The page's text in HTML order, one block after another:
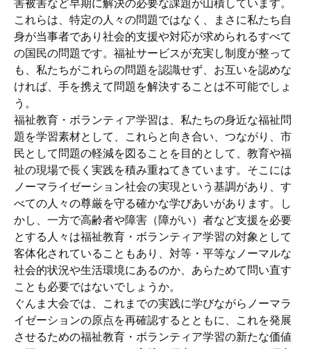
害被害など早期に解決の必要な課題が山積しています。
これらは、特定の人々の問題ではなく、まさに私たち自
身が当事者であり社会的支援や対応が求められるすべて
の国民の問題です。福祉サービスが充実し制度が整って
も、私たちがこれらの問題を認識せず、お互いを認めな
ければ、手を携えて問題を解決することは不可能でしょ
う。
福祉教育・ボランティア学習は、私たちの身近な福祉問
題を学習素材として、これらと向き合い、つながり、市
民として問題の軽減を図ることを目的として、教育や福
祉の現場で長く実践を積み重ねてきています。そこには
ノーマライゼーション社会の実現という基調があり、す
べての人々の尊厳を守る確かな学びあいがあります。し
かし、一方で高齢者や障害（障がい）者など支援を必要
とする人々は福祉教育・ボランティア学習の対象として
客体化されていることもあり、対等・平等なノーマルな
社会的状況や生活環境にあるのか、あらためて問い直す
ことも必要ではないでしょうか。
ぐんま大会では、これまでの実践に学びながらノーマラ
イゼーションの原点を再確認するとともに、これを発展
させるための福祉教育・ボランティア学習の新たな価値